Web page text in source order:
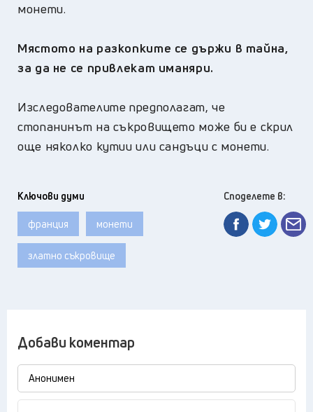
монети.
Мястото на разкопките се държи в тайна,
за да не се привлекат иманяри.
Изследователите предполагат, че
стопанинът на съкровището може би е скрил
още няколко кутии или сандъци с монети.
Ключови думи
франция монети
златно съкровище
Споделете в:
Добави коментар